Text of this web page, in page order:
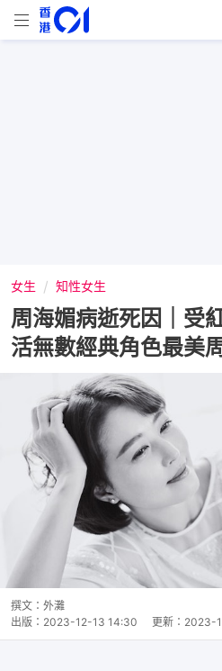
女生 知性女生
周海媚病逝死因｜
活無數經典角色最美
撰文： 外灘
出版： 2023-12-13 14:30 更新： 2023-